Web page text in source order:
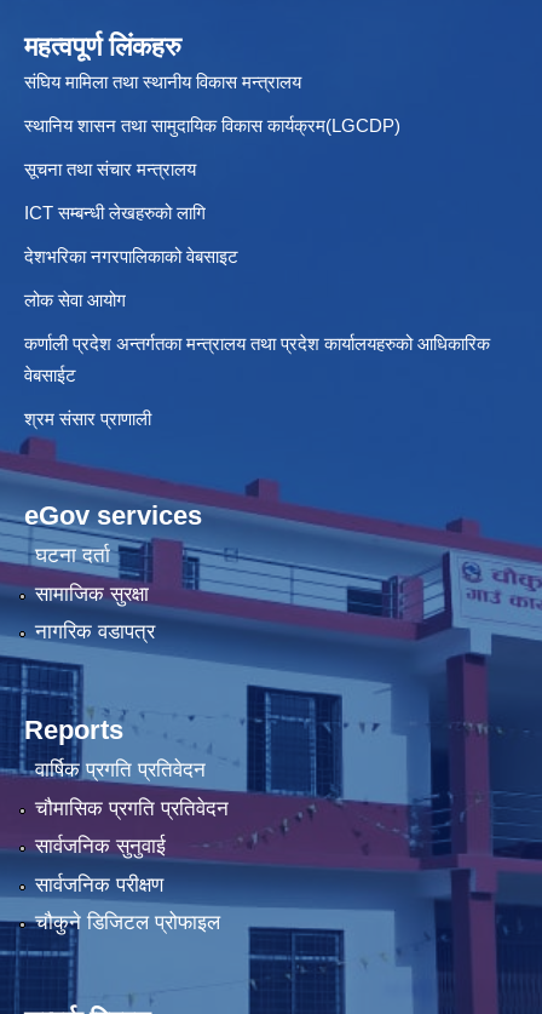
महत्वपूर्ण लिंकहरु
संघिय मामिला तथा स्थानीय विकास मन्त्रालय
स्थानिय शासन तथा सामुदायिक विकास कार्यक्रम(LGCDP)
सूचना तथा संचार मन्त्रालय
ICT सम्बन्धी लेखहरुको लागि
देशभरिका नगरपालिकाको वेबसाइट
लोक सेवा आयोग
कर्णाली प्रदेश अन्तर्गतका मन्त्रालय तथा प्रदेश कार्यालयहरुको आधिकारिक
वेबसाईट
श्रम संसार प्राणाली
eGov services
घटना दर्ता
सामाजिक सुरक्षा
नागरिक वडापत्र
Reports
वार्षिक प्रगति प्रतिवेदन
चौमासिक प्रगति प्रतिवेदन
सार्वजनिक सुनुवाई
सार्वजनिक परीक्षण
चौकुने डिजिटल प्रोफाइल